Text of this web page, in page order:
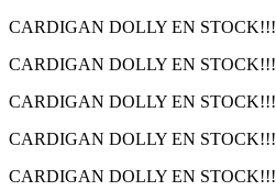
CARDIGAN DOLLY EN STOCK!!!
CARDIGAN DOLLY EN STOCK!!!
CARDIGAN DOLLY EN STOCK!!!
CARDIGAN DOLLY EN STOCK!!!
CARDIGAN DOLLY EN STOCK!!!